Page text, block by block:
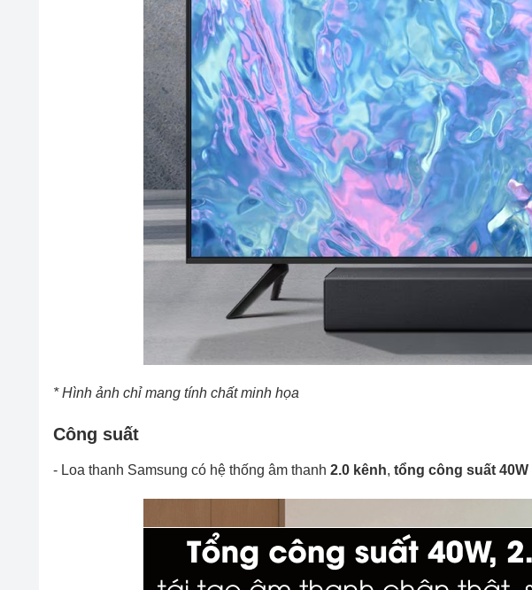
* Hình ảnh chỉ mang tính chất minh họa
Công suất
- Loa thanh Samsung có hệ thống âm thanh 2.0 kênh, tổng công suất 40W